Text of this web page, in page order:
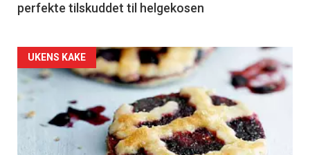
perfekte tilskuddet til helgekosen
Forsiden
akkurat
nå
UKENS KAKE